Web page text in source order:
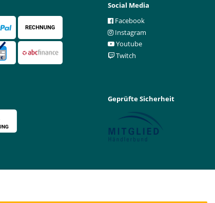
Social Media
Facebook
Instagram
Youtube
Twitch
Geprüfte Sicherheit